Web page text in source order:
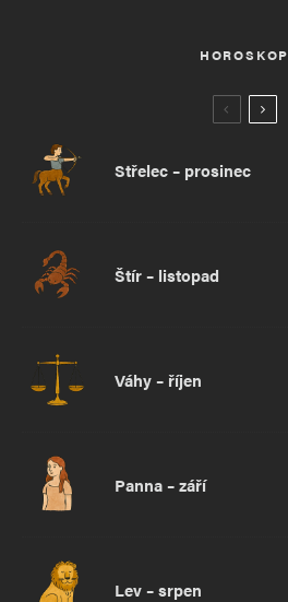
HOROSKOP
Střelec – prosinec
Štír – listopad
Váhy – říjen
Panna – září
Lev – srpen